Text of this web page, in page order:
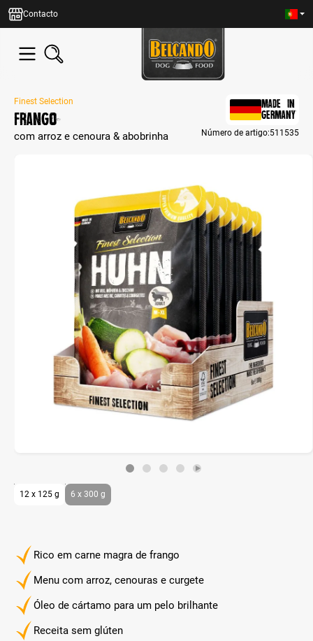
principal
Contacto
Finest Selection
Frango
com arroz e cenoura & abobrinha
MADE IN
GERMANY
Número de artigo:511535
Rico em carne magra de frango
Menu com arroz, cenouras e curgete
Óleo de cártamo para um pelo brilhante
Receita sem glúten
12 x 125 g 6 x 300 g